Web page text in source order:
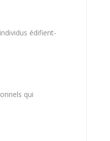
édifient-
qui